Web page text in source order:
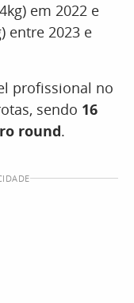
em 2022 e
entre 2023 e
profissional no
sendo 16
round.